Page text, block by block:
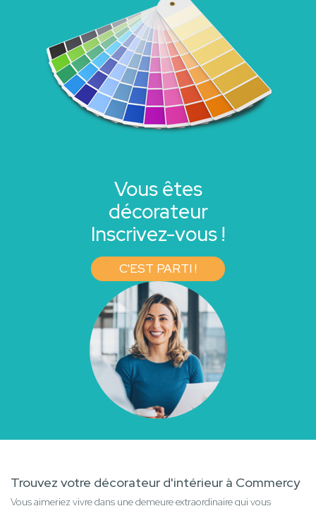
Vous êtes
décorateur
Inscrivez-vous !
C'EST PARTI !
Trouvez votre décorateur d'intérieur à Commercy
Vous aimeriez vivre dans une demeure extraordinaire qui vous